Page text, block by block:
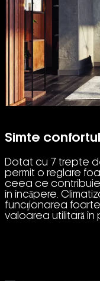
Simte
Dotat cu 7 trepte
permit o reglare
ceea ce contribuie
în încăpere.
funcționarea
valoarea utilitară în